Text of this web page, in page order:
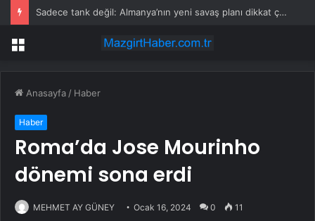
Sadece tank değil: Almanya’nın yeni savaş planı dikkat çekti
Menü
Anasayfa / Haber
Haber
Roma’da Jose Mourinho
dönemi sona erdi
MEHMET AY GÜNEY Ocak 16, 2024 0 11